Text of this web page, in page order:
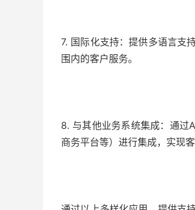
7. 国际化支持：提供多语言支
围内的客户服务。
8. 与其他业务系统集成：通过
商务平台等）进行集成，实现